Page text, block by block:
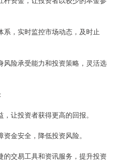
系，实时监控市场动态，及时止
风险承受能力和投资策略，灵活选
让投资者获得更高的回报。
金安全，降低投资风险。
的交易工具和资讯服务，提升投资